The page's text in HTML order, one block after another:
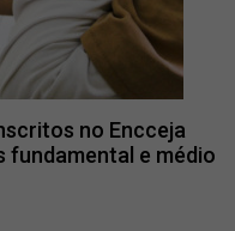
no Encceja
e médio